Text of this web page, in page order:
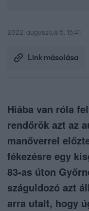
2022. augusztus 5. 15:41
Link másolása
Hiába van róla
rendőrök azt az
manőverrel
fékezésre egy
83-as úton
száguldozó azt
arra utalt, hogy